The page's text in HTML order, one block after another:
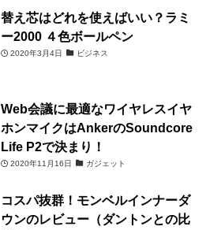
替え芯はどれを使えばいい？ラミ
ー2000 ４色ボールペン
2020年3月4日 ビジネス
Web会議に最適なワイヤレスイヤ
ホンマイクはAnkerのSoundcore
Life P2で決まり！
2020年11月16日 ガジェット
コスパ抜群！モンベルインナーダ
ウンのレビュー（ダントンとの比